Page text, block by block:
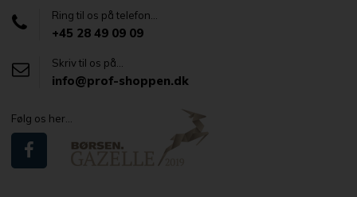
Ring til os på telefon...
+45 28 49 09 09
Skriv til os på...
info@prof-shoppen.dk
Følg os her...